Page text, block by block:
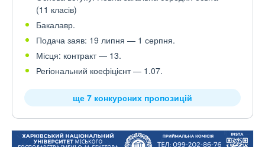
(11 класів)
Бакалавр.
Подача заяв: 19 липня — 1 серпня.
Місця: контракт — 13.
Регіональний коефіцієнт — 1.07.
ще 7 конкурсних пропозицій